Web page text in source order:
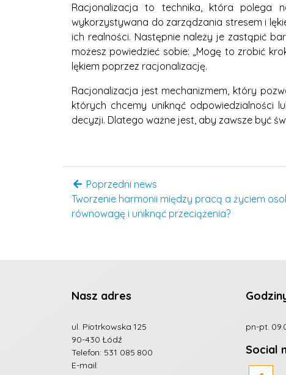
Racjonalizacja to technika, która polega
wykorzystywana do zarządzania stresem i
ich realności. Następnie należy je zastąpić
możesz powiedzieć sobie: „Mogę to zrobić
lękiem poprzez racjonalizację.
Racjonalizacja jest mechanizmem, który
których chcemy uniknąć odpowiedzialności
decyzji. Dlatego ważne jest, aby zawsze być
Poprzedni news
Tworzenie harmonii między pracą a życiem
równowagę i uniknąć przeciążenia?
Nasz adres
ul. Piotrkowska 125
90-430 Łódź
Telefon: 531 085 800
E-mail:
pn-pt.
Social